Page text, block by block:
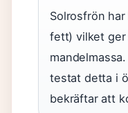
Solrosfrön
fett) vilket ger
testat detta i
bekräftar att